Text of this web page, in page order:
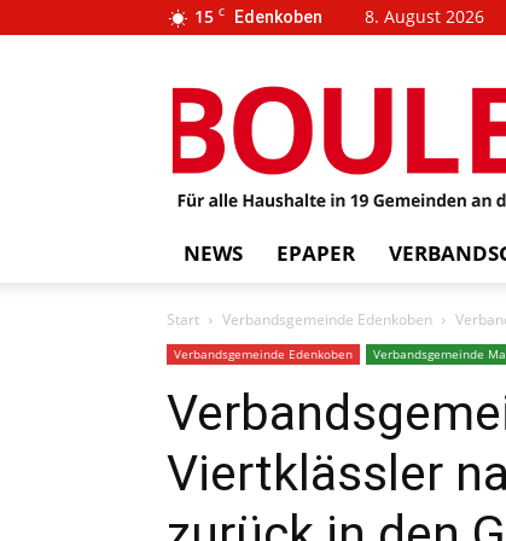
15 C Edenkoben 8. August 2026
NEWS EPAPER
Start Verbandsgemeinde Edenkoben
Verbandsgemeinde Edenkoben Verbandsgemeinde
Viertklässler